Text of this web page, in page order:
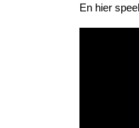
En hier